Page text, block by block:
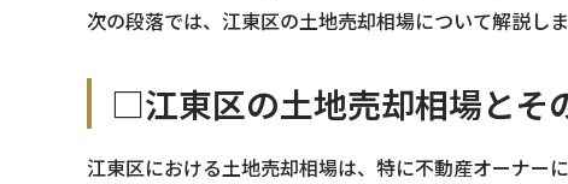
次の段落では、江東区の土地売却相場について解説しま
□江東区の土地売却相場とそ
江東区における土地売却相場は、特に不動産オーナー